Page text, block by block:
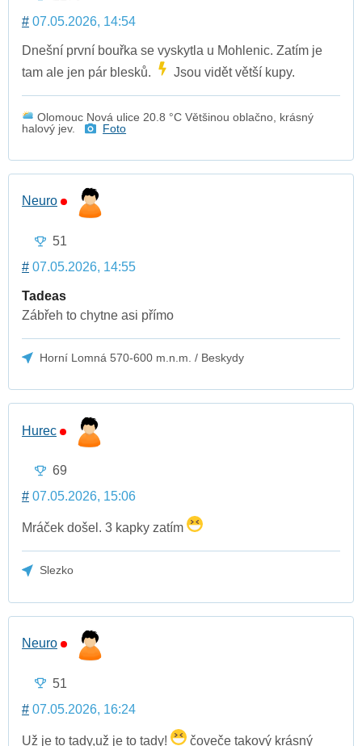
# 07.05.2026, 14:54
Dnešní první bouřka se vyskytla u Mohlenic. Zatím je
tam ale jen pár blesků.
Jsou vidět větší kupy.
Olomouc Nová ulice 20.8 °C Většinou oblačno, krásný
halový jev.
Foto
Neuro
51
# 07.05.2026, 14:55
Tadeas
Zábřeh to chytne asi přímo
Horní Lomná 570-600 m.n.m. / Beskydy
Hurec
69
# 07.05.2026, 15:06
Mráček došel. 3 kapky zatím
Slezko
Neuro
51
# 07.05.2026, 16:24
Už je to tady,už je to tady! čoveče takový krásný